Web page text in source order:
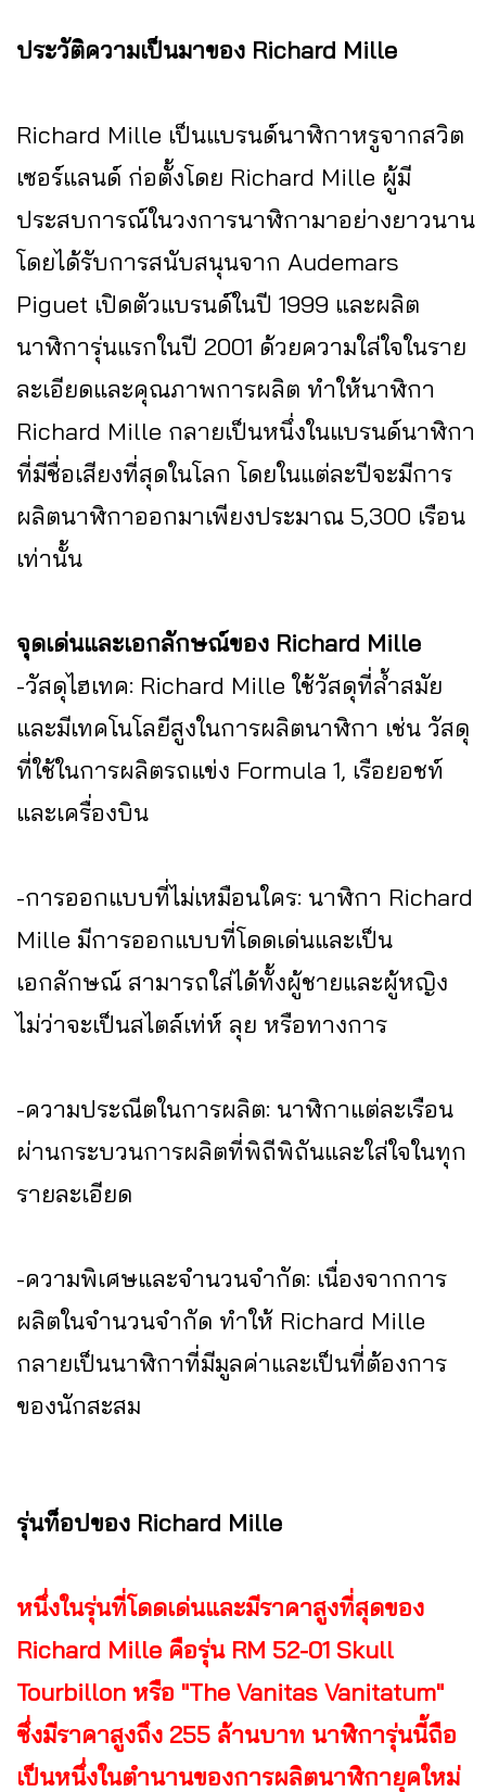
ประวัติความเป็นมาของ Richard Mille
Richard Mille เป็นแบรนด์นาฬิกาหรูจากสวิต
เซอร์แลนด์ ก่อตั้งโดย Richard Mille ผู้มี
ประสบการณ์ในวงการนาฬิกามาอย่างยาวนาน
โดยได้รับการสนับสนุนจาก Audemars
Piguet เปิดตัวแบรนด์ในปี 1999 และผลิต
นาฬิการุ่นแรกในปี 2001 ด้วยความใส่ใจในราย
ละเอียดและคุณภาพการผลิต ทำให้นาฬิกา
Richard Mille กลายเป็นหนึ่งในแบรนด์นาฬิกา
ที่มีชื่อเสียงที่สุดในโลก โดยในแต่ละปีจะมีการ
ผลิตนาฬิกาออกมาเพียงประมาณ 5,300 เรือน
เท่านั้น
จุดเด่นและเอกลักษณ์ของ Richard Mille
-วัสดุไฮเทค: Richard Mille ใช้วัสดุที่ล้ำสมัย
และมีเทคโนโลยีสูงในการผลิตนาฬิกา เช่น วัสดุ
ที่ใช้ในการผลิตรถแข่ง Formula 1, เรือยอชท์
และเครื่องบิน
-การออกแบบที่ไม่เหมือนใคร: นาฬิกา Richard
Mille มีการออกแบบที่โดดเด่นและเป็น
เอกลักษณ์ สามารถใส่ได้ทั้งผู้ชายและผู้หญิง
ไม่ว่าจะเป็นสไตล์เท่ห์ ลุย หรือทางการ
-ความประณีตในการผลิต: นาฬิกาแต่ละเรือน
ผ่านกระบวนการผลิตที่พิถีพิถันและใส่ใจในทุก
รายละเอียด
-ความพิเศษและจำนวนจำกัด: เนื่องจากการ
ผลิตในจำนวนจำกัด ทำให้ Richard Mille
กลายเป็นนาฬิกาที่มีมูลค่าและเป็นที่ต้องการ
ของนักสะสม
รุ่นท็อปของ Richard Mille
หนึ่งในรุ่นที่โดดเด่นและมีราคาสูงที่สุดของ
Richard Mille คือรุ่น RM 52-01 Skull
Tourbillon หรือ "The Vanitas Vanitatum"
ซึ่งมีราคาสูงถึง 255 ล้านบาท นาฬิการุ่นนี้ถือ
เป็นหนึ่งในตำนานของการผลิตนาฬิกายุคใหม่